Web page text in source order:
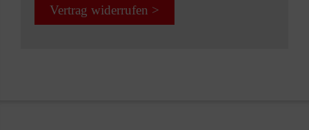
Vertrag widerrufen >